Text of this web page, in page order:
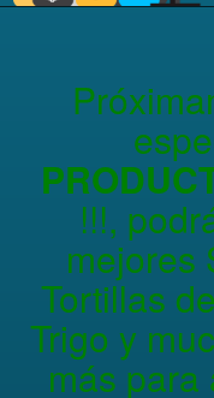
!!!,
mejores
Tortillas
Trigo y
más para